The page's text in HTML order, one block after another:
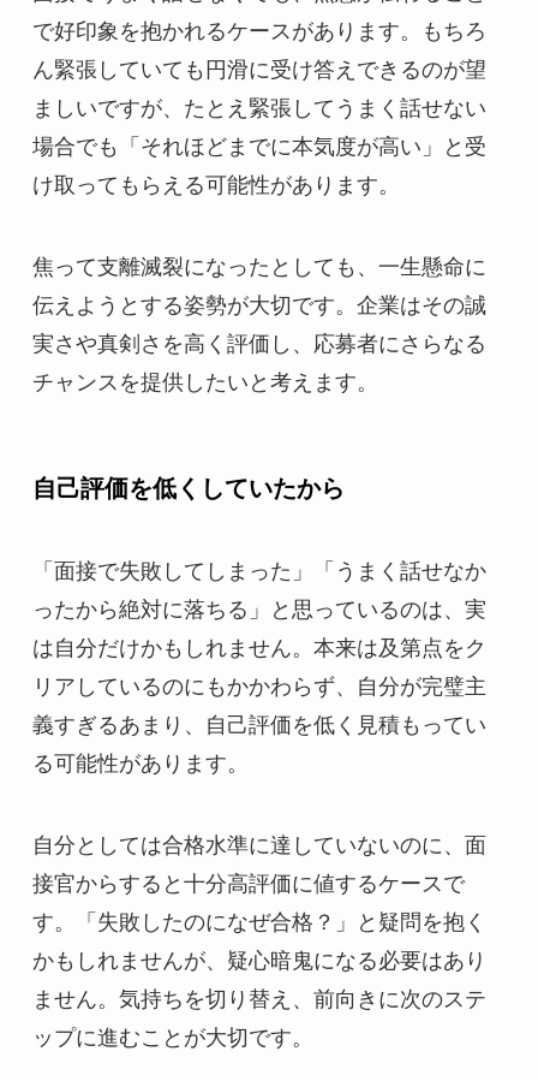
で好印象を抱かれるケースがあります。もちろ
ん緊張していても円滑に受け答えできるのが望
ましいですが、たとえ緊張してうまく話せない
場合でも「それほどまでに本気度が高い」と受
け取ってもらえる可能性があります。
焦って支離滅裂になったとしても、一生懸命に
伝えようとする姿勢が大切です。企業はその誠
実さや真剣さを高く評価し、応募者にさらなる
チャンスを提供したいと考えます。
自己評価を低くしていたから
「面接で失敗してしまった」「うまく話せなか
ったから絶対に落ちる」と思っているのは、実
は自分だけかもしれません。本来は及第点をク
リアしているのにもかかわらず、自分が完璧主
義すぎるあまり、自己評価を低く見積もってい
る可能性があります。
自分としては合格水準に達していないのに、面
接官からすると十分高評価に値するケースで
す。「失敗したのになぜ合格？」と疑問を抱く
かもしれませんが、疑心暗鬼になる必要はあり
ません。気持ちを切り替え、前向きに次のステ
ップに進むことが大切です。